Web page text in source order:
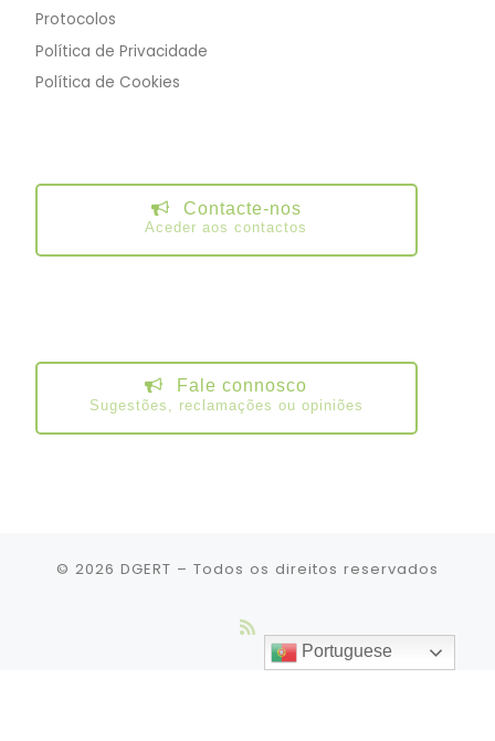
Protocolos
Política de Privacidade
Política de Cookies
Contacte-nos
Aceder aos contactos
Fale connosco
Sugestões, reclamações ou opiniões
© 2026 DGERT – Todos os direitos reservados
Portuguese